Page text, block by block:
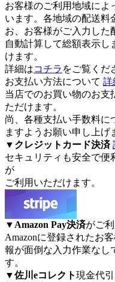
お客様のご利用地域によ
います。各地域の配送料
お、お客様がご入力した
自動計算して総額表示し
けます。
詳細はコチラ をご覧くだ
お支払い方法について 詳
当店でのお買い物のお支
ただけます。
尚、各種支払い手数料に
ますようお願い申し上げ
▼ クレジットカード決済
セキュリティも安全で便
が
ご利用いただけます。
▼ Amazon Pay決済がご
Amazonに登録されたお
報が面倒な入力作業なし
す。
▼佐川eコレクト現金代引